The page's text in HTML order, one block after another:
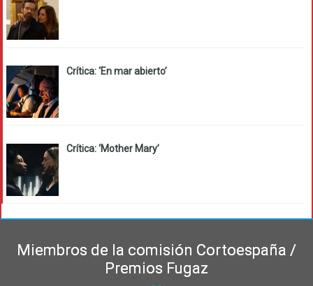
Crítica: ‘En mar abierto’
Crítica: ‘Mother Mary’
Miembros de la comisión Cortoespaña /
Premios Fugaz